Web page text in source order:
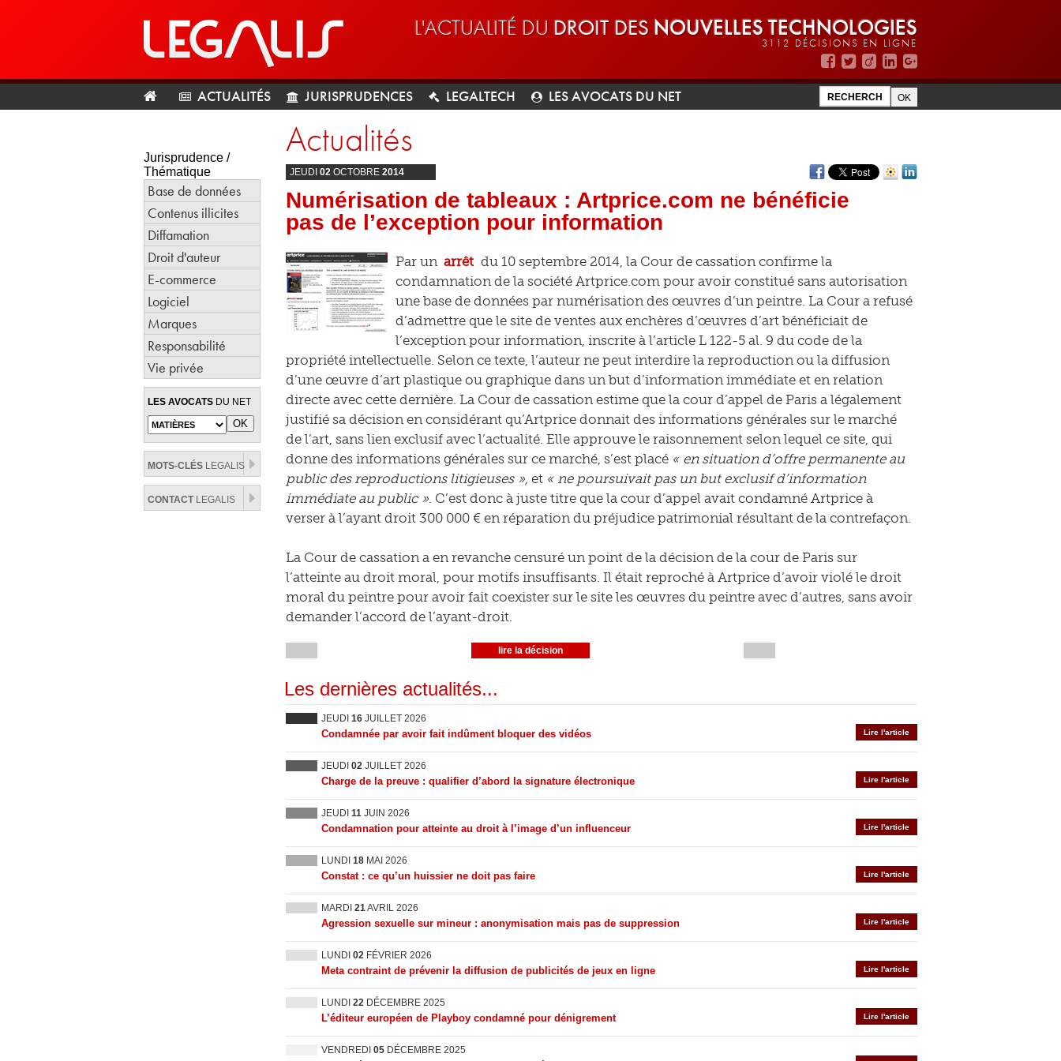
L'ACTUALITÉ DU DROIT DES NOUVELLES TECHNOLOGIES
3112 DÉCISIONS EN LIGNE
ACTUALITÉS JURISPRUDENCES LEGALTECH LES AVOCATS DU NET
Jurisprudence /
Thématique
Base de données
Contenus illicites
Diffamation
Droit d'auteur
E-commerce
Logiciel
Marques
Responsabilité
Vie privée
LES AVOCATS DU NET
MOTS-CLÉS LEGALIS
CONTACTLEGALIS
Actualités
JEUDI 02 OCTOBRE 2014
Numérisation de tableaux : Artprice.com ne bénéficie
pas de l’exception pour information
Par un arrêt du 10 septembre 2014, la Cour de cassation confirme la
condamnation de la société Artprice.com pour avoir constitué sans autorisation
une base de données par numérisation des œuvres d’un peintre. La Cour a refusé
d’admettre que le site de ventes aux enchères d’œuvres d’art bénéficiait de
l’exception pour information, inscrite à l’article L 122-5 al. 9 du code de la
propriété intellectuelle. Selon ce texte, l’auteur ne peut interdire la reproduction ou la diffusion
d’une œuvre d’art plastique ou graphique dans un but d’information immédiate et en relation
directe avec cette dernière. La Cour de cassation estime que la cour d’appel de Paris a légalement
justifié sa décision en considérant qu’Artprice donnait des informations générales sur le marché
de l’art, sans lien exclusif avec l’actualité. Elle approuve le raisonnement selon lequel ce site, qui
donne des informations générales sur ce marché, s’est placé « en situation d’offre permanente au
public des reproductions litigieuses », et « ne poursuivait pas un but exclusif d’information
immédiate au public ». C’est donc à juste titre que la cour d’appel avait condamné Artprice à
verser à l’ayant droit 300 000 € en réparation du préjudice patrimonial résultant de la contrefaçon.
La Cour de cassation a en revanche censuré un point de la décision de la cour de Paris sur
l’atteinte au droit moral, pour motifs insuffisants. Il était reproché à Artprice d’avoir violé le droit
moral du peintre pour avoir fait coexister sur le site les œuvres du peintre avec d’autres, sans avoir
demander l’accord de l’ayant-droit.
lire la décision
Les dernières actualités...
JEUDI 16 JUILLET 2026
Lire l'article
Condamnée par avoir fait indûment bloquer des vidéos
JEUDI 02 JUILLET 2026
Lire l'article
Charge de la preuve : qualifier d’abord la signature électronique
JEUDI 11 JUIN 2026
Lire l'article
Condamnation pour atteinte au droit à l’image d’un influenceur
LUNDI 18 MAI 2026
Lire l'article
Constat : ce qu’un huissier ne doit pas faire
MARDI 21AVRIL 2026
Lire l'article
Agression sexuelle sur mineur : anonymisation mais pas de suppression
LUNDI 02 FÉVRIER 2026
Lire l'article
Meta contraint de prévenir la diffusion de publicités de jeux en ligne
LUNDI 22 DÉCEMBRE 2025
Lire l'article
L’éditeur européen de Playboy condamné pour dénigrement
VENDREDI 05 DÉCEMBRE 2025